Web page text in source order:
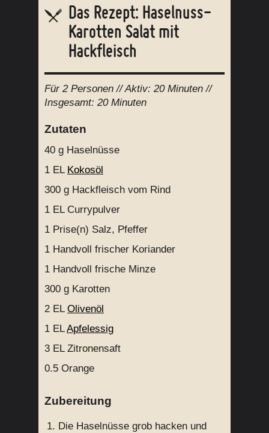
Das Rezept: Haselnuss-
Karotten Salat mit
Hackfleisch
Für 2 Personen // Aktiv: 20 Minuten //
Insgesamt: 20 Minuten
Zutaten
40 g Haselnüsse
1 EL Kokosöl
300 g Hackfleisch vom Rind
1 EL Currypulver
1 Prise(n) Salz, Pfeffer
1 Handvoll frischer Koriander
1 Handvoll frische Minze
300 g Karotten
2 EL Olivenöl
1 EL Apfelessig
3 EL Zitronensaft
0.5 Orange
Zubereitung
Die Haselnüsse grob hacken und